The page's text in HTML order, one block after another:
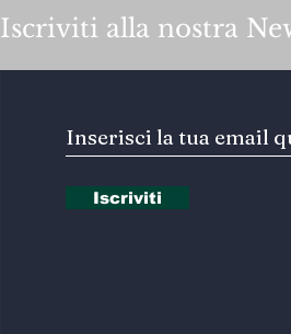
Iscriviti alla nostra
Iscriviti